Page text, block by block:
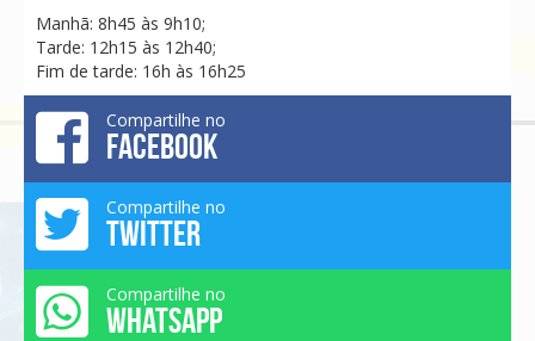
Manhã: 8h45 às 9h10;
Tarde: 12h15 às 12h40;
Fim de tarde: 16h às 16h25
Compartilhe no
FACEBOOK
Compartilhe no
TWITTER
Compartilhe no
WHATSAPP